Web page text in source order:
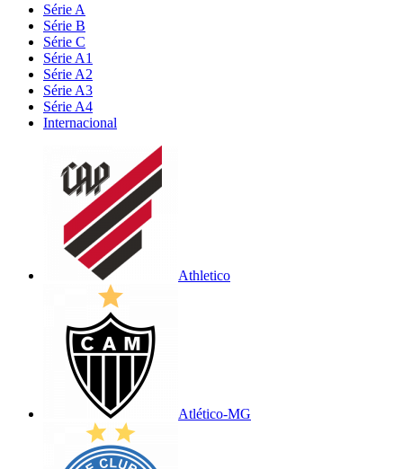
Série A
Série B
Série C
Série A1
Série A2
Série A3
Série A4
Internacional
Athletico
Atlético-MG